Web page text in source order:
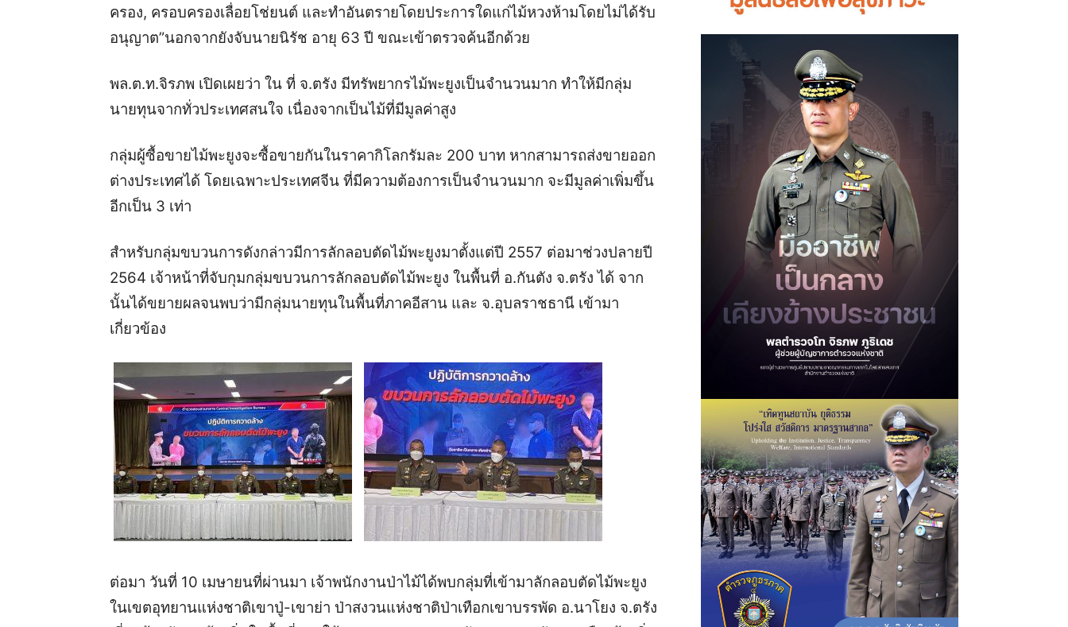
ครอง, ครอบครองเลื่อยโช่ยนต์ และทำอันตรายโดยประการใดแก่ไม้หวงห้ามโดยไม่ได้รับ
อนุญาต”นอกจากยังจับนายนิรัช อายุ 63 ปี ขณะเข้าตรวจค้นอีกด้วย
พล.ต.ท.จิรภพ เปิดเผยว่า ใน ที่ จ.ตรัง มีทรัพยากรไม้พะยูงเป็นจำนวนมาก ทำให้มีกลุ่ม
นายทุนจากทั่วประเทศสนใจ เนื่องจากเป็นไม้ที่มีมูลค่าสูง
กลุ่มผู้ซื้อขายไม้พะยูงจะซื้อขายกันในราคากิโลกรัมละ 200 บาท หากสามารถส่งขายออก
ต่างประเทศได้ โดยเฉพาะประเทศจีน ที่มีความต้องการเป็นจำนวนมาก จะมีมูลค่าเพิ่มขึ้น
อีกเป็น 3 เท่า
สำหรับกลุ่มขบวนการดังกล่าวมีการลักลอบตัดไม้พะยูงมาตั้งแต่ปี 2557 ต่อมาช่วงปลายปี
2564 เจ้าหน้าที่จับกุมกลุ่มขบวนการลักลอบตัดไม้พะยูง ในพื้นที่ อ.กันตัง จ.ตรัง ได้ จาก
นั้นได้ขยายผลจนพบว่ามีกลุ่มนายทุนในพื้นที่ภาคอีสาน และ จ.อุบลราชธานี เข้ามา
เกี่ยวข้อง
ต่อมา วันที่ 10 เมษายนที่ผ่านมา เจ้าพนักงานป่าไม้ได้พบกลุ่มที่เข้ามาลักลอบตัดไม้พะยูง
ในเขตอุทยานแห่งชาติเขาปู่-เขาย่า ป่าสงวนแห่งชาติป่าเทือกเขาบรรพัด อ.นาโยง จ.ตรัง